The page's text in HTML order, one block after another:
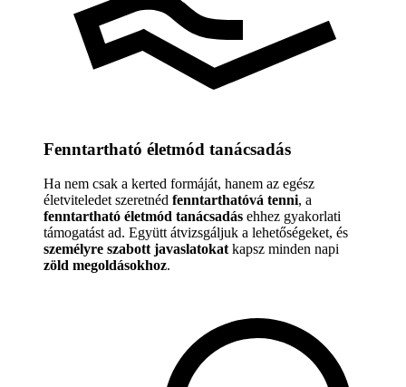
Fenntartható életmód tanácsadás
Ha nem csak a kerted formáját, hanem az egész
életviteledet szeretnéd fenntarthatóvá tenni, a
fenntartható életmód tanácsadás ehhez gyakorlati
támogatást ad. Együtt átvizsgáljuk a lehetőségeket, és
személyre szabott javaslatokatkapsz minden napi
zöld megoldásokhoz.